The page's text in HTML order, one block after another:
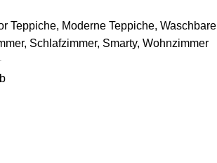
Teppiche, Moderne Teppiche, Waschbare
, Schlafzimmer, Smarty, Wohnzimmer